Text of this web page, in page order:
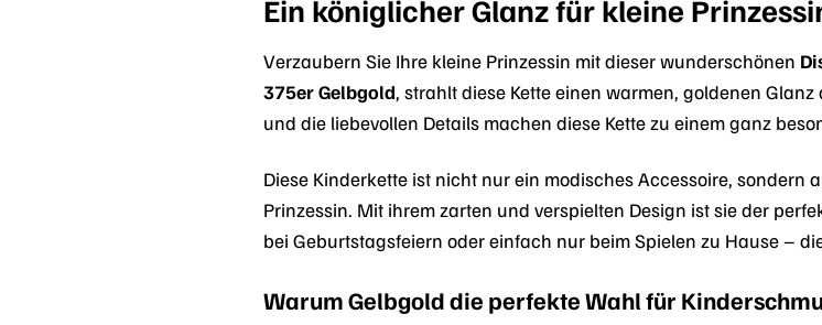
Ein königlicher Glanz für kleine
Verzaubern Sie Ihre kleine Prinzessin mit dieser wunderschönen
375er Gelbgold, strahlt diese Kette einen warmen, goldenen
und die liebevollen Details machen diese Kette zu einem ganz
Diese Kinderkette ist nicht nur ein modisches Accessoire,
Prinzessin. Mit ihrem zarten und verspielten Design ist sie der
bei Geburtstagsfeiern oder einfach nur beim Spielen zu Hause –
Warum Gelbgold die perfekte Wahl für